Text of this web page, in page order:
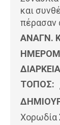
και
πέρασαν
ΑΝΑΓΝ.
ΤΟΠΟΣ:
Χορωδία